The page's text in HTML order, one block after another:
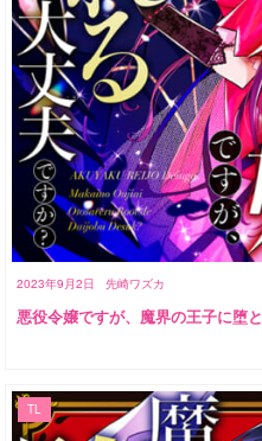
2023年9月2日 先崎ワズカ
悪役令嬢ですが、魔界の王子に堕
TL